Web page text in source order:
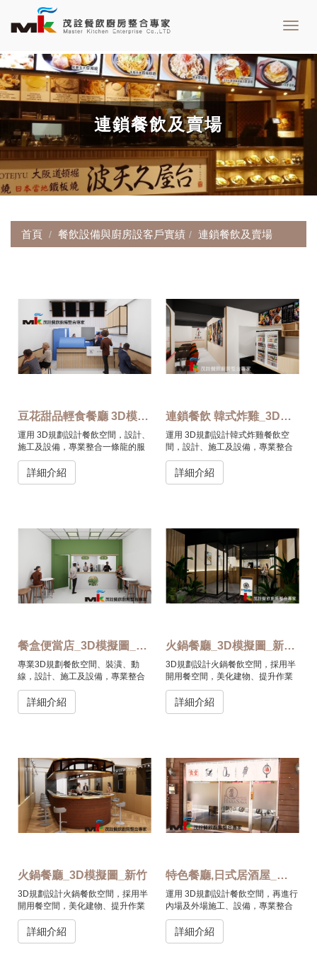
連鎖餐飲及賣場
首頁 餐飲設備與廚房設客戶實績 連鎖餐飲及賣場
豆花甜品輕食餐廳 3D模擬圖 內湖
運用 3D規劃設計餐飲空間，設計、
施工及設備，專業整合一條龍的服
務。
詳細介紹
連鎖餐飲 韓式炸雞_3D模擬圖_新莊
運用 3D規劃設計韓式炸雞餐飲空
間，設計、施工及設備，專業整合
一條龍的服務。
詳細介紹
餐盒便當店_3D模擬圖_南港
專業3D規劃餐飲空間、裝潢、動
線，設計、施工及設備，專業整合
一條龍的服務。
詳細介紹
火鍋餐廳_3D模擬圖_新竹(2)
3D規劃設計火鍋餐飲空間，採用半
開用餐空間，美化建物、提升作業
環境及動線。
詳細介紹
火鍋餐廳_3D模擬圖_新竹
3D規劃設計火鍋餐飲空間，採用半
開用餐空間，美化建物、提升作業
環境及動線。
詳細介紹
特色餐廳,日式居酒屋_台北
運用 3D規劃設計餐飲空間，再進行
內場及外場施工、設備，專業整合
一條龍的服務。
詳細介紹